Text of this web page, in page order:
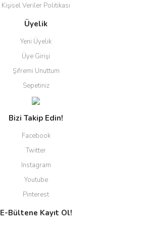
Kişisel Veriler Politikası
Üyelik
Yeni Üyelik
Üye Girişi
Şifremi Unuttum
Sepetiniz
Bizi Takip Edin!
Facebook
Twitter
Instagram
Youtube
Pinterest
E-Bültene Kayıt Ol!